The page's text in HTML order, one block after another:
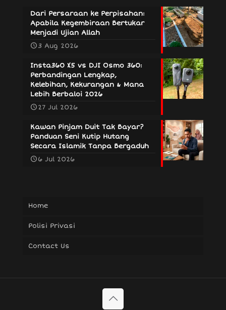
Dari Persaraan ke Perpisahan:
Apabila Kegembiraan Bertukar
Menjadi Ujian Allah
3 Aug 2026
Insta360 X5 vs DJI Osmo 360:
Perbandingan Lengkap,
Kelebihan, Kekurangan & Mana
Lebih Berbaloi 2026
27 Jul 2026
Kawan Pinjam Duit Tak Bayar?
Panduan Seni Kutip Hutang
Secara Islamik Tanpa Bergaduh
6 Jul 2026
Home
Polisi Privasi
Contact Us